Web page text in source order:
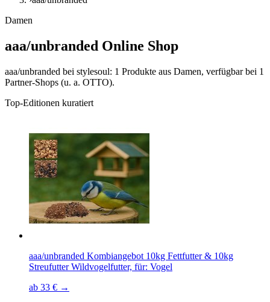
Damen
aaa/unbranded Online Shop
aaa/unbranded bei stylesoul: 1 Produkte aus Damen, verfügbar bei 1
Partner-Shops (u. a. OTTO).
Top-Editionen kuratiert
aaa/unbranded Kombiangebot 10kg Fettfutter & 10kg
Streufutter Wildvogelfutter, für: Vogel
ab 33 € →